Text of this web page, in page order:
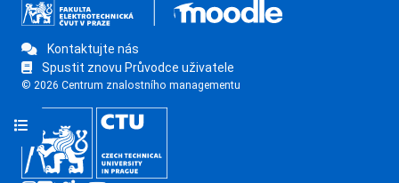
Kontaktujte nás
Spustit znovu Průvodce uživatele
© 2026 Centrum znalostního managementu